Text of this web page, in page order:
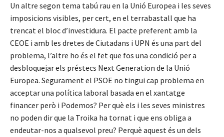
Un altre segon tema tabú rau en la Unió Europea i les seves
imposicions visibles, per cert, en el terrabastall que ha
trencat el bloc d’investidura. El pacte preferent amb la
CEOE i amb les dretes de Ciutadans i UPN és una part del
problema, l’altre ho és el fet que fos una condició per a
desbloquejar els préstecs Next Generation de la Unió
Europea. Segurament el PSOE no tingui cap problema en
acceptar una política laboral basada en el xantatge
financer però i Podemos? Per què els i les seves ministres
no poden dir que la Troika ha tornat i que ens obliga a
endeutar-nos a qualsevol preu? Perquè aquest és un dels